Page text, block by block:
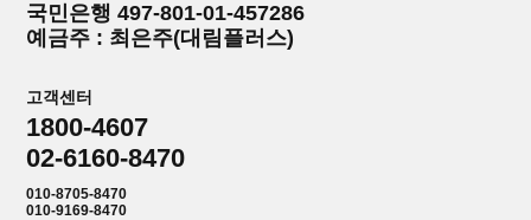
국민은행 497-801-01-457286
예금주 : 최은주(대림플러스)
고객센터
1800-4607
02-6160-8470
010-8705-8470
010-9169-8470